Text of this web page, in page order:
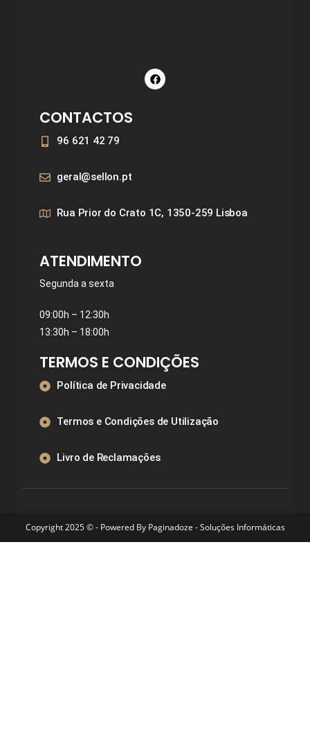
CONTACTOS
96 621 42 79
geral@sellon.pt
Rua Prior do Crato 1C, 1350-259 Lisboa
ATENDIMENTO
Segunda a sexta
09:00h – 12:30h
13:30h – 18:00h
TERMOS E CONDIÇÕES
Política de Privacidade
Termos e Condições de Utilização
Livro de Reclamações
Copyright 2025 © - Powered By Paginadoze - Soluções Informáticas